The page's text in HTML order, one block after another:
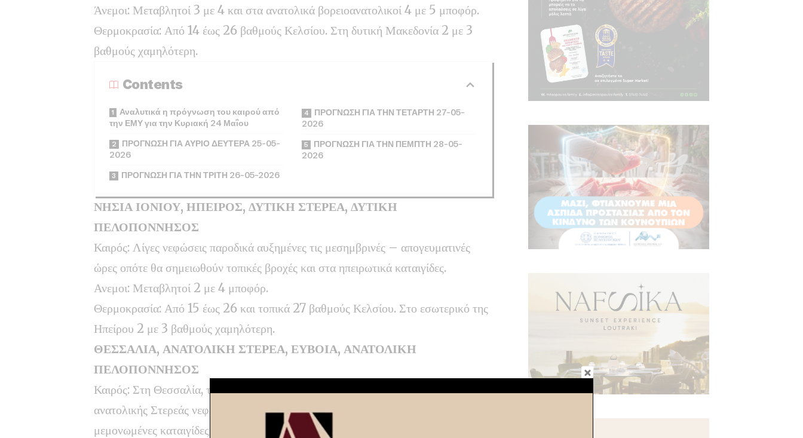
Άνεμοι: Μεταβλητοί 3 με 4 και στα ανατολικά βορειοανατολικοί 4 με 5 μποφόρ.
Θερμοκρασία: Από 14 έως 26 βαθμούς Κελσίου. Στη δυτική Μακεδονία 2 με 3
βαθμούς χαμηλότερη.
Contents
Αναλυτικά η πρόγνωση του καιρού από
την ΕΜΥ για την Κυριακή 24 Μαΐου
ΠΡΟΓΝΩΣΗ ΓΙΑ ΑΥΡΙΟ ΔΕΥΤΕΡΑ 25-05-
2026
ΠΡΟΓΝΩΣΗ ΓΙΑ ΤΗΝ ΤΡΙΤΗ 26-05-2026
ΠΡΟΓΝΩΣΗ ΓΙΑ ΤΗΝ ΤΕΤΑΡΤΗ 27-05-
2026
ΠΡΟΓΝΩΣΗ ΓΙΑ ΤΗΝ ΠΕΜΠΤΗ 28-05-
2026
ΝΗΣΙΑ ΙΟΝΙΟΥ, ΗΠΕΙΡΟΣ, ΔΥΤΙΚΗ ΣΤΕΡΕΑ, ΔΥΤΙΚΗ
ΠΕΛΟΠΟΝΝΗΣΟΣ
Καιρός: Λίγες νεφώσεις παροδικά αυξημένες τις μεσημβρινές – απογευματινές
ώρες οπότε θα σημειωθούν τοπικές βροχές και στα ηπειρωτικά καταιγίδες.
Ανεμοι: Μεταβλητοί 2 με 4 μποφόρ.
Θερμοκρασία: Από 15 έως 26 και τοπικά 27 βαθμούς Κελσίου. Στο εσωτερικό της
Ηπείρου 2 με 3 βαθμούς χαμηλότερη.
ΘΕΣΣΑΛΙΑ, ΑΝΑΤΟΛΙΚΗ ΣΤΕΡΕΑ, ΕΥΒΟΙΑ, ΑΝΑΤΟΛΙΚΗ
ΠΕΛΟΠΟΝΝΗΣΟΣ
Καιρός: Στη Θεσσαλία, τις Σποράδες, τη βόρεια Εύβοια και τα βόρεια τμήματα της
ανατολικής Στερεάς νεφώσεις παροδικά αυξημένες με τοπικές βροχές και
μεμονωμένες καταιγίδες τις πρωινές ώρες και εκ νέου στα ηπειρωτικά το μεσημέρι